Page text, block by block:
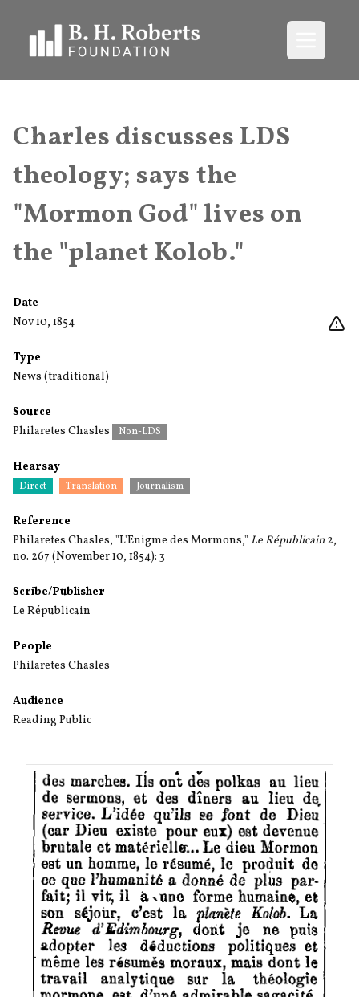
Charles discusses LDS
theology; says the
"Mormon God" lives on
the "planet Kolob."
Date
Nov 10, 1854
Type
News (traditional)
Source
Philaretes Chasles
Non-LDS
Hearsay
Direct Translation Journalism
Reference
Philaretes Chasles, "L'Enigme des Mormons," Le Républicain 2,
no. 267 (November 10, 1854): 3
Scribe/Publisher
Le Républicain
People
Philaretes Chasles
Audience
Reading Public